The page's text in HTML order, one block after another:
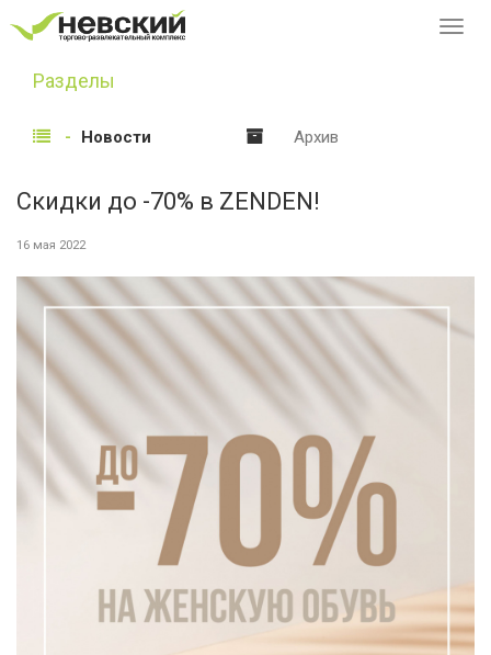
Разделы
Новости Архив
Скидки до -70% в ZENDEN!
16 мая 2022